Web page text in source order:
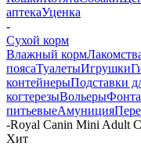
аптекаУценка
-
Сухой корм
Влажный корм
поясаТуалетыИгрушки
контейнерыПодставки
когтерезыВольеры
питьевыеАмуниция
-Royal Canin Mini Adult
Хит